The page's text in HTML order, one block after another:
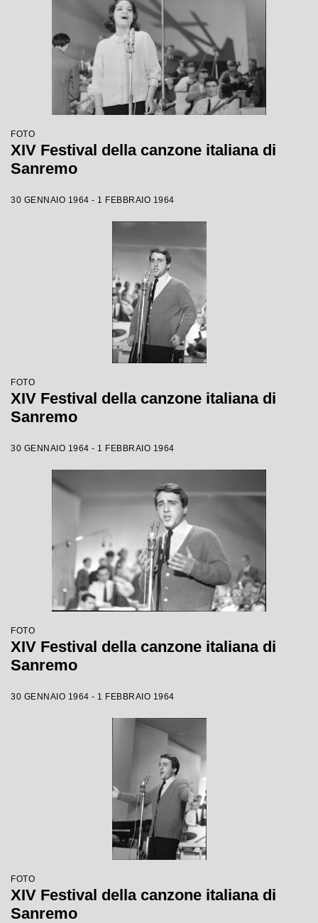
FOTO
XIV Festival della canzone italiana di
Sanremo
30 GENNAIO 1964 - 1 FEBBRAIO 1964
FOTO
XIV Festival della canzone italiana di
Sanremo
30 GENNAIO 1964 - 1 FEBBRAIO 1964
FOTO
XIV Festival della canzone italiana di
Sanremo
30 GENNAIO 1964 - 1 FEBBRAIO 1964
FOTO
XIV Festival della canzone italiana di
Sanremo